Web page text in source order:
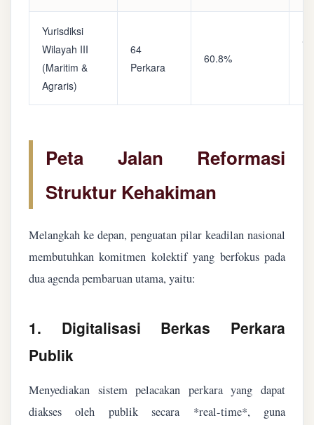
Yurisdiksi
Wilayah III
(Maritim &
Agraris)
64
Perkara
60.8%
Peta Jalan Reformasi
Struktur Kehakiman
Melangkah ke depan, penguatan pilar keadilan nasional
membutuhkan komitmen kolektif yang berfokus pada
dua agenda pembaruan utama, yaitu:
1. Digitalisasi Berkas Perkara
Publik
Menyediakan sistem pelacakan perkara yang dapat
diakses oleh publik secara *real-time*, guna